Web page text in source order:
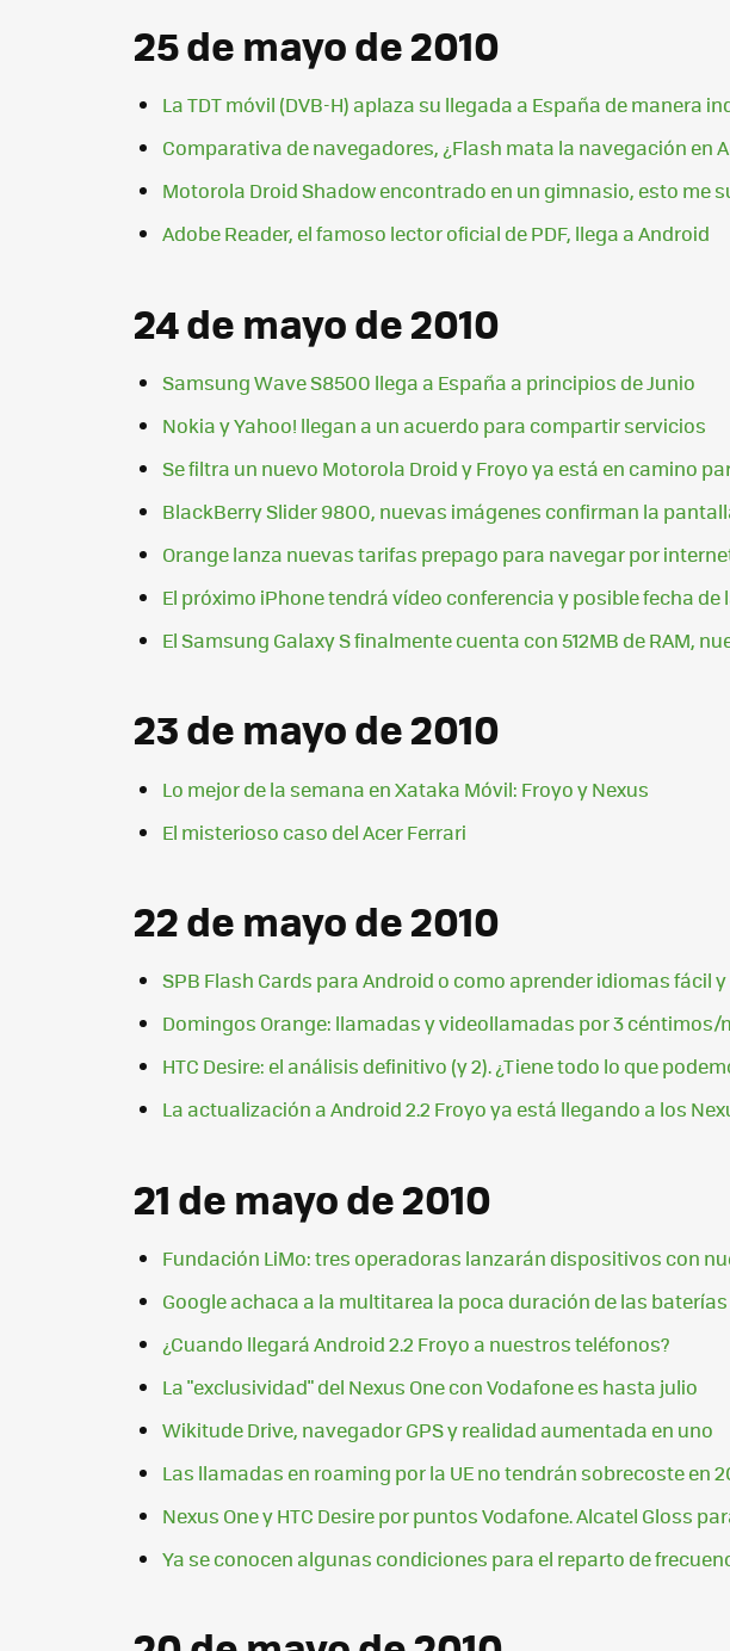
25 de mayo de 2010
La TDT móvil (DVB-H) aplaza su llegada a España de manera
Comparativa de navegadores, ¿Flash mata la navegación en
Motorola Droid Shadow encontrado en un gimnasio, esto me
Adobe Reader, el famoso lector oficial de PDF, llega a Android
24 de mayo de 2010
Samsung Wave S8500 llega a España a principios de Junio
Nokia y Yahoo! llegan a un acuerdo para compartir servicios
Se filtra un nuevo Motorola Droid y Froyo ya está en camino
BlackBerry Slider 9800, nuevas imágenes confirman la
Orange lanza nuevas tarifas prepago para navegar por
El próximo iPhone tendrá vídeo conferencia y posible fecha de
El Samsung Galaxy S finalmente cuenta con 512MB de RAM,
23 de mayo de 2010
Lo mejor de la semana en Xataka Móvil: Froyo y Nexus
El misterioso caso del Acer Ferrari
22 de mayo de 2010
SPB Flash Cards para Android o como aprender idiomas fácil
Domingos Orange: llamadas y videollamadas por 3
HTC Desire: el análisis definitivo (y 2). ¿Tiene todo lo que
La actualización a Android 2.2 Froyo ya está llegando a los
21 de mayo de 2010
Fundación LiMo: tres operadoras lanzarán dispositivos con
Google achaca a la multitarea la poca duración de las
¿Cuando llegará Android 2.2 Froyo a nuestros teléfonos?
La "exclusividad" del Nexus One con Vodafone es hasta julio
Wikitude Drive, navegador GPS y realidad aumentada en uno
Las llamadas en roaming por la UE no tendrán sobrecoste en
Nexus One y HTC Desire por puntos Vodafone. Alcatel Gloss
Ya se conocen algunas condiciones para el reparto de